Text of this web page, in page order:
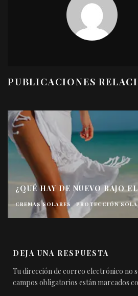
PUBLICACIONES
¿QUÉ HAY DE NUEVO BAJO
CREMAS SOLARES PROTECCIÓN
DEJA UNA RESPUESTA
Tu dirección de correo electrónico no
campos obligatorios están marcados